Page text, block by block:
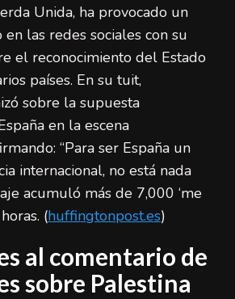
Unida, ha provocado un
las redes sociales con su
el reconocimiento del Estado
países. En su tuit,
sobre la supuesta
en la escena
“Para ser España un
internacional, no está nada
acumuló más de 7,000 ‘me
(huffingtonpost.es)
al comentario de
sobre Palestina